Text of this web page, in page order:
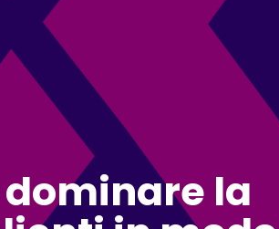
dominare la